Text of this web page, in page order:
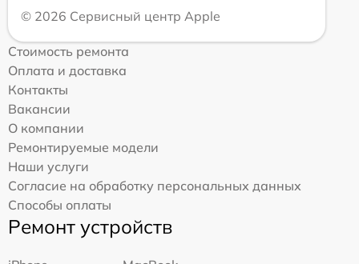
© 2026 Сервисный центр Apple
Стоимость ремонта
Оплата и доставка
Контакты
Вакансии
О компании
Ремонтируемые модели
Наши услуги
Согласие на обработку персональных данных
Способы оплаты
Ремонт устройств